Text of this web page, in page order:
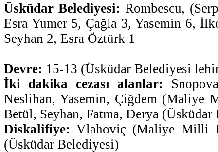
Üsküdar Belediyesi: Rombescu,
Esra Yumer 5, Çağla 3, Yasemin 6,
Seyhan 2, Esra Öztürk 1
Devre: 15-13 (Üsküdar Belediyesi
İki dakika cezası alanlar:
Neslihan, Yasemin, Çiğdem (Maliye
Betül, Seyhan, Fatma, Derya (Üsküdar
Diskalifiye: Vlahoviç (Maliye Milli
(Üsküdar Belediyesi)